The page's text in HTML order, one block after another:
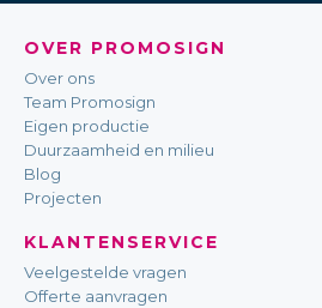
OVER PROMOSIGN
Over ons
Team Promosign
Eigen productie
Duurzaamheid en milieu
Blog
Projecten
KLANTENSERVICE
Veelgestelde vragen
Offerte aanvragen